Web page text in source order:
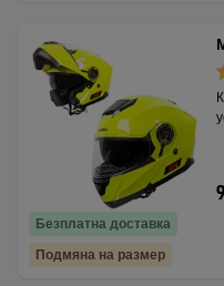
Безплатна доставка
Подмяна на размер